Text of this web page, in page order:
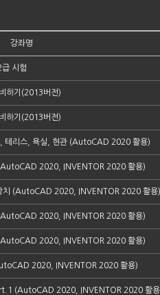
강좌명
시험
하기(2013버전)
하기(2013버전)
테리스, 욕실, 현관 (AutoCAD 2020 활용)
2020, INVENTOR 2020 활용)
치 (AutoCAD 2020, INVENTOR 2020 활용)
2020, INVENTOR 2020 활용)
2020, INVENTOR 2020 활용)
2020, INVENTOR 2020 활용)
(AutoCAD 2020, INVENTOR 2020 활